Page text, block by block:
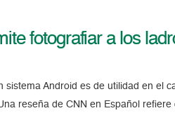
fotografiar a los
sistema Android es de utilidad en el
reseña de CNN en Español